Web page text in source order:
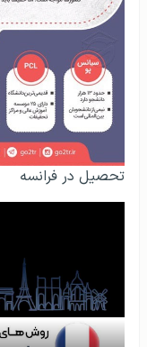
تحصیل در فرانسه